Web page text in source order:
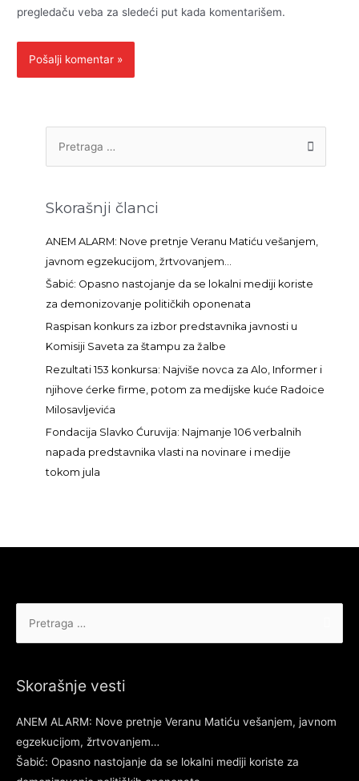
pregledaču veba za sledeći put kada komentarišem.
r
a
g
a
Skorašnji članci
ANEM ALARM: Nove pretnje Veranu Matiću vešanjem,
javnom egzekucijom, žrtvovanjem…
Šabić: Opasno nastojanje da se lokalni mediji koriste
za demonizovanje političkih oponenata
Raspisan konkurs za izbor predstavnika javnosti u
Komisiji Saveta za štampu za žalbe
Rezultati 153 konkursa: Najviše novca za Alo, Informer i
njihove ćerke firme, potom za medijske kuće Radoice
Milosavljevića
Fondacija Slavko Ćuruvija: Najmanje 106 verbalnih
napada predstavnika vlasti na novinare i medije
tokom jula
Skorašnje vesti
ANEM ALARM: Nove pretnje Veranu Matiću vešanjem, javnom
egzekucijom, žrtvovanjem…
Šabić: Opasno nastojanje da se lokalni mediji koriste za